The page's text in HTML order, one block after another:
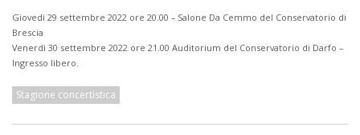
Giovedì 29 settembre 2022 ore 20.00 – Salone Da Cemmo del Conservatorio di
Brescia
Venerdì 30 settembre 2022 ore 21.00 Auditorium del Conservatorio di Darfo –
Ingresso libero.
Stagione concertistica